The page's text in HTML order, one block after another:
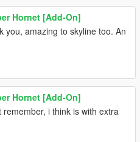
Hornet [Add-On]
you, amazing to skyline too. An
Hornet [Add-On]
remember, i think is with extra